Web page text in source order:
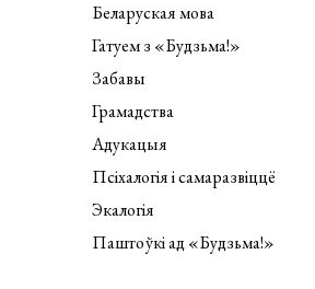
Беларуская мова
Гатуем з «Будзьма!»
Забавы
Грамадства
Адукацыя
Псіхалогія і самаразвіццё
Экалогія
Паштоўкі ад «Будзьма!»